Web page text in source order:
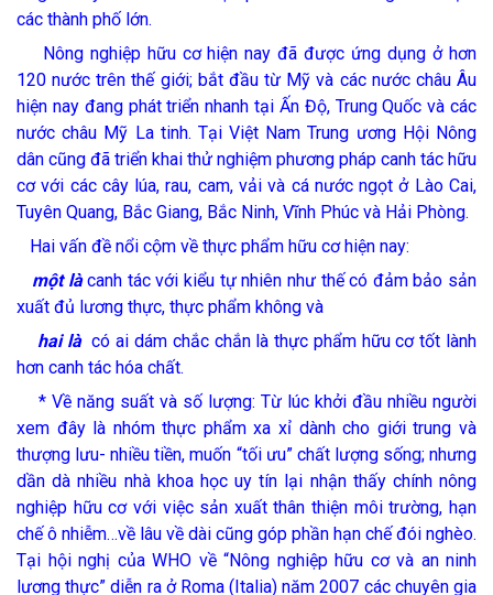
các thành phố lớn.
Nông nghiệp hữu cơ hiện nay đã được ứng dụng ở hơn
120 nước trên thế giới; bắt đầu từ Mỹ và các nước châu Âu
hiện nay đang phát triển nhanh tại Ấn Độ, Trung Quốc và các
nước châu Mỹ La tinh. Tại Việt Nam Trung ương Hội Nông
dân cũng đã triển khai thử nghiệm phương pháp canh tác hữu
cơ với các cây lúa, rau, cam, vải và cá nước ngọt ở Lào Cai,
Tuyên Quang, Bắc Giang, Bắc Ninh, Vĩnh Phúc và Hải Phòng.
Hai vấn đề nổi cộm về thực phẩm hữu cơ hiện nay:
một làcanh tác với kiểu tự nhiên như thế có đảm bảo sản
xuất đủ lương thực, thực phẩm không và
hai làcó ai dám chắc chắn là thực phẩm hữu cơ tốt lành
hơn canh tác hóa chất.
* Về năng suất và số lượng: Từ lúc khởi đầu nhiều người
xem đây là nhóm thực phẩm xa xỉ dành cho giới trung và
thượng lưu- nhiều tiền, muốn “tối ưu” chất lượng sống; nhưng
dần dà nhiều nhà khoa học uy tín lại nhận thấy chính nông
nghiệp hữu cơ với việc sản xuất thân thiện môi trường, hạn
chế ô nhiễm…về lâu về dài cũng góp phần hạn chế đói nghèo.
Tại hội nghị của WHO về “Nông nghiệp hữu cơ và an ninh
lương thực” diễn ra ở Roma (Italia) năm 2007 các chuyên gia